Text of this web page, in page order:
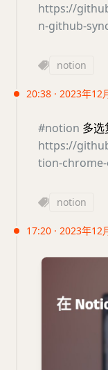
https://
n-github-
notion
20:38 · 2023年12
#notion 多
https://
tion-
notion
17:20 · 2023年12